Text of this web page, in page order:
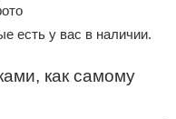
есть у вас в наличии.
как самому